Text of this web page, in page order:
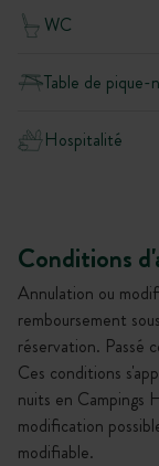
WC
Table de pique-
Hospitalité
Conditions
Annulation ou
remboursement
réservation. Passé
Ces conditions
nuits en Campings
modification
modifiable.